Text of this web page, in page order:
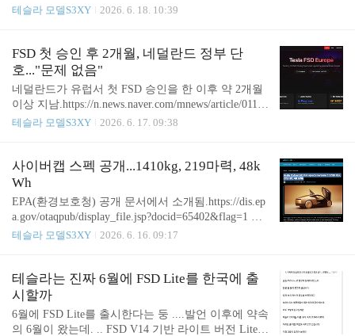
2. 대만에서는 FSD 심사가 들어갔고(대만은 신기술
시 https://www.taipeitimes.com/News/biz/archives/2026/
06/17/2003859215 Tesla seeks approval for full self-driv
ing in Taiwan - Taipei TimesBringing Taiwan to the Wor
ld and the World to Taiwanwww.taipeitimes.com 미국
등 북미 지역은 지난 2월부터 구독형으로바뀐지 이
미 오래됐..
테슬라 모델S3XY 2026. 6. 18. 10:39
FSD 첫 승인 후 2개월, 네덜란드 정부 단
호..."문제 없음"
네덜란드가 유럽서 첫 FSD 승인을 한 이후 약 2개월
이상 지남.https://n.news.naver.com/mnews/article/011/0
004609617?sid=101 테슬라, 네덜란드 FSD 승인...주
지 시간) FSD 감독형의 운영을 승인하면서 테슬라 F
SD가 사상 처음으로 유럽 승인을 받았습니다. 네덜
란드에서 FSD를 보유한 테슬라 차주n.news.naver.co
m 현재 계속 확대 중. 그런데 이틀 전에 안정성 과장
논란이 또 나옴https://www.digitaltoday.co.kr/news/artic
leView.html?idxno=675323 유럽 공략 나선 테슬라…F
테슬라 모델S3XY 2026. 6. 17. 09:38
사이버캡 스펙 공개...1410kg, 219마력, 48k
Wh
EPA(환경보호청) 공개 문서에서 소개됨.https://dis.ep
a.gov/otaqpub/display_file.jsp?docid=65402&flag=1 예
상대로 배터리 크기는 작고,생각보다는 무겁고전륜
Tesla Cybercab full specs revealed: 3,113 lbs, 219 HP, 4
8 kWhTesla Cybercab EPA certification documents revea
l detailed specs for the first time: 3,113 lbs curb weight,
219 HP motor,..
테슬라 모델S3XY 2026. 6. 16. 09:17
테슬라는 진짜 6월에 FSD Lite를 한국에 출
시할까
6월에 FSD Lite를 출시한다는 둥 ....발언 이후에 약속
의 6월이 왔는데. .. FSD V14 기반 라이트 버전 Lite는